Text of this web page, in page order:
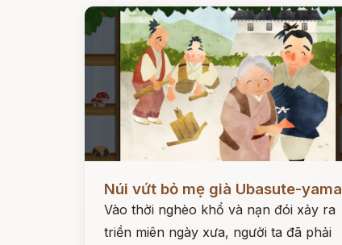
Núi vứt bỏ mẹ già Ubasute-yama
Vào thời nghèo khổ và nạn đói xảy ra
triền miên ngày xưa, người ta đã phải